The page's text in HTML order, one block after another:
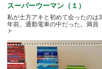
スーパーウーマン（１）
私が土方アキと初めて会ったのは3
年前。通勤電車の中だった。満員
と.....